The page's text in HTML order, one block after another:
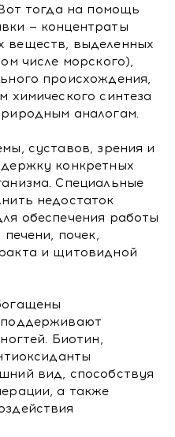
тогда на помощь
— концентраты
веществ, выделенных
числе морского),
происхождения,
химического синтеза
аналогам.
суставов, зрения и
конкретных
Специальные
недостаток
обеспечения работы
почек,
и щитовидной
Биотин,
вид, способствуя
а также